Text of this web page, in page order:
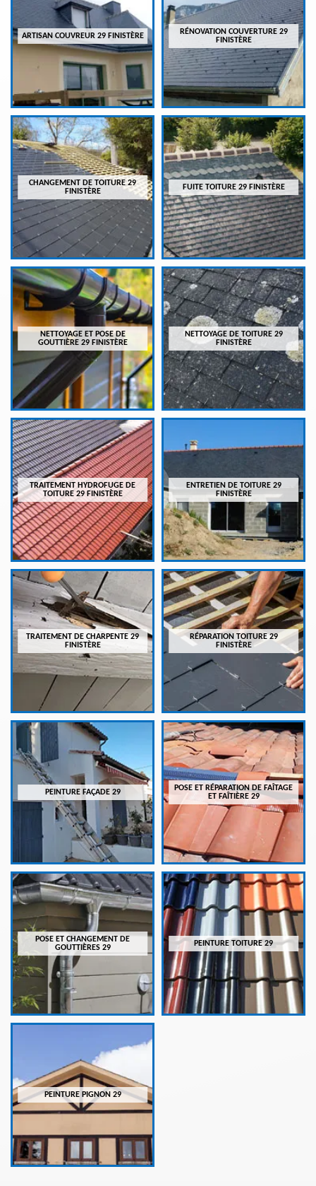
ARTISAN COUVREUR 29 FINISTÈRE
RÉNOVATION COUVERTURE 29
FINISTÈRE
CHANGEMENT DE TOITURE 29
FINISTÈRE
FUITE TOITURE 29 FINISTÈRE
NETTOYAGE ET POSE DE
GOUTTIÈRE 29 FINISTÈRE
NETTOYAGE DE TOITURE 29
FINISTÈRE
TRAITEMENT HYDROFUGE DE
TOITURE 29 FINISTÈRE
ENTRETIEN DE TOITURE 29
FINISTÈRE
TRAITEMENT DE CHARPENTE 29
FINISTÈRE
RÉPARATION TOITURE 29
FINISTÈRE
PEINTURE FAÇADE 29
POSE ET RÉPARATION DE FAÎTAGE
ET FAÎTIÈRE 29
POSE ET CHANGEMENT DE
GOUTTIÈRES 29
PEINTURE TOITURE 29
PEINTURE PIGNON 29